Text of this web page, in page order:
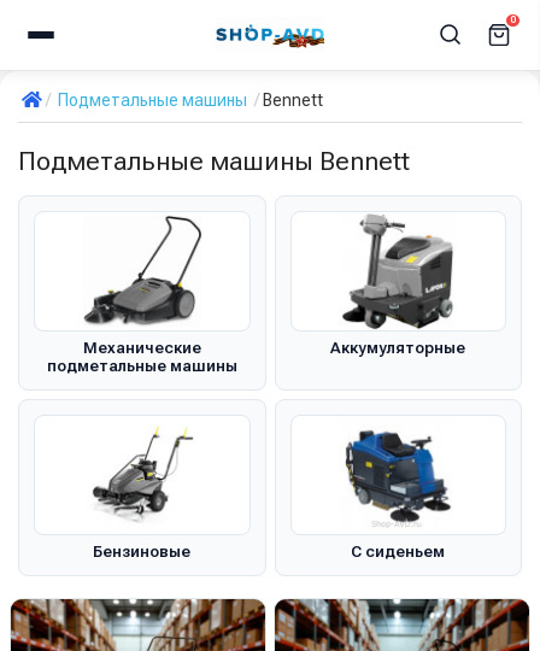
0
Подметальные машины Bennett
Подметальные машины Bennett
Механические
подметальные машины
Аккумуляторные
Бензиновые С сиденьем